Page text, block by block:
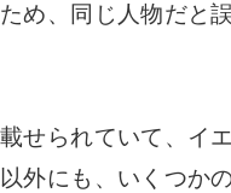
め、同じ人物だと
せられていて、イ
外にも、いくつか